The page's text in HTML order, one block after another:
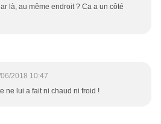
là, au même endroit ? Ca a un côté
2018 10:47
ne lui a fait ni chaud ni froid !